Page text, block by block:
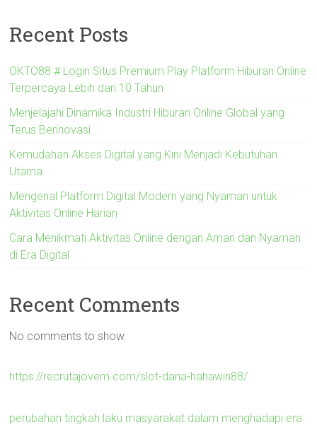
Recent Posts
OKTO88 # Login Situs Premium Play Platform Hiburan Online
Terpercaya Lebih dari 10 Tahun
Menjelajahi Dinamika Industri Hiburan Online Global yang
Terus Berinovasi
Kemudahan Akses Digital yang Kini Menjadi Kebutuhan
Utama
Mengenal Platform Digital Modern yang Nyaman untuk
Aktivitas Online Harian
Cara Menikmati Aktivitas Online dengan Aman dan Nyaman
di Era Digital
Recent Comments
No comments to show.
https://recrutajovem.com/slot-dana-hahawin88/
perubahan tingkah laku masyarakat dalam menghadapi era